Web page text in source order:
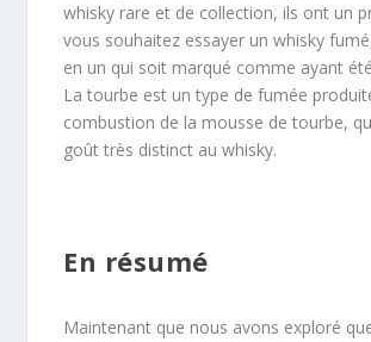
whisky rare et de collection, ils ont un
vous souhaitez essayer un whisky
en un qui soit marqué comme ayant
La tourbe est un type de fumée
combustion de la mousse de tourbe,
goût très distinct au whisky.
En résumé
Maintenant que nous avons exploré